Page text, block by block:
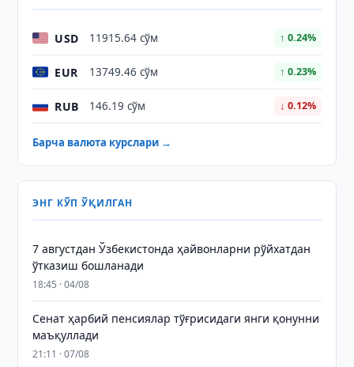
USD 11915.64 сўм ↑ 0.24%
EUR 13749.46 сўм ↑ 0.23%
RUB 146.19 сўм ↓ 0.12%
Барча валюта курслари →
ЭНГ КЎП ЎҚИЛГАН
7 августдан Ўзбекистонда ҳайвонларни рўйхатдан
ўтказиш бошланади
18:45 · 04/08
Сенат ҳарбий пенсиялар тўғрисидаги янги қонунни
маъқуллади
21:11 · 07/08